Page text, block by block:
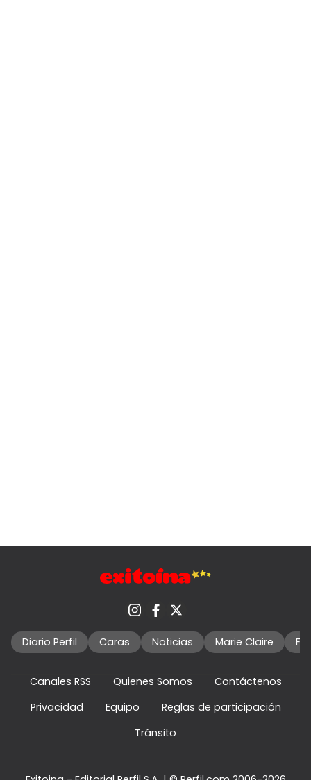
Diario Perfil Caras Noticias Marie Claire
Canales RSS Quienes Somos
Contáctenos
Privacidad
Equipo
Reglas de participación
Tránsito